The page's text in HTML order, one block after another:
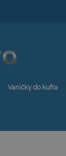
Vaničky do kufra